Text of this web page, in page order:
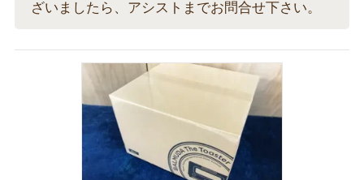
ざいましたら、アシストまでお問合せ下さい。